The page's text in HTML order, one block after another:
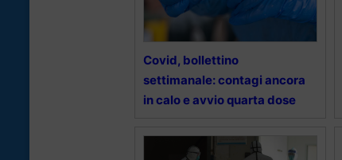
Covid, bollettino
settimanale: contagi ancora
in calo e avvio quarta dose